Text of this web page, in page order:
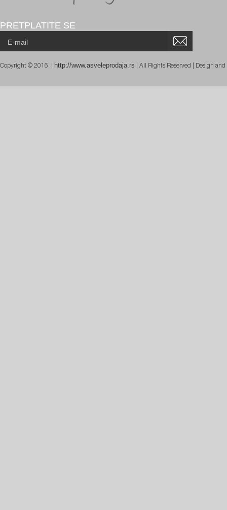
PRETPLATITE SE
Copyright © 2016. | http://www.asveleprodaja.rs | All Rights Reserved | Design